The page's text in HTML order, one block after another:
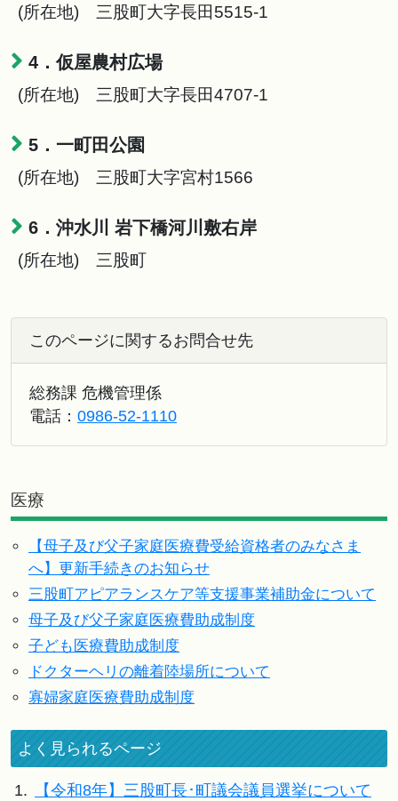
(所在地) 三股町大字長田5515-1
4．仮屋農村広場
(所在地) 三股町大字長田4707-1
5．一町田公園
(所在地) 三股町大字宮村1566
6．沖水川 岩下橋河川敷右岸
(所在地) 三股町
このページに関するお問合せ先
総務課 危機管理係
電話： 0986-52-1110
医療
【母子及び父子家庭医療費受給資格者のみなさま
へ】更新手続きのお知らせ
三股町アピアランスケア等支援事業補助金について
母子及び父子家庭医療費助成制度
子ども医療費助成制度
ドクターヘリの離着陸場所について
寡婦家庭医療費助成制度
よく見られるページ
1.
【令和8年】三股町長･町議会議員選挙について